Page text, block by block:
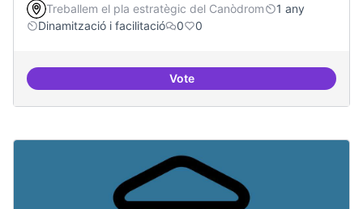
Treballem el pla estratègic del Canòdrom
1 any
Dinamització i facilitació
0 0
VoteSuport a projectes digitals i